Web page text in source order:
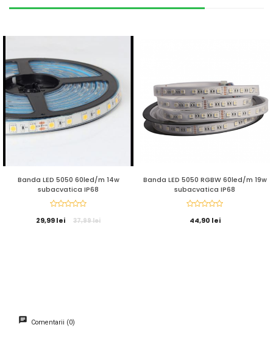
Banda LED 5050 60led/m 14w
subacvatica IP68
29,99 lei 37,99 lei
Banda LED 5050 RGBW 60led/m 19w
subacvatica IP68
44,90 lei
Comentarii (0)